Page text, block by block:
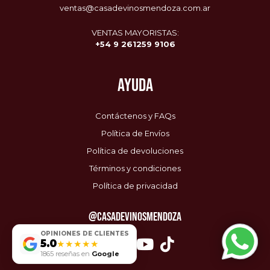
ventas@casadevinosmendoza.com.ar
VENTAS MAYORISTAS:
+54 9 261259 9106
AYUDA
Contáctenos y FAQs
Política de Envíos
Política de devoluciones
Términos y condiciones
Política de privacidad
@CASADEVINOSMENDOZA
OPINIONES DE CLIENTES
5.0★★★★★
1865 reseñas en Google
🚚 Envío Gratis
$0 / $85.000
💳 6 Cuotas sin interés